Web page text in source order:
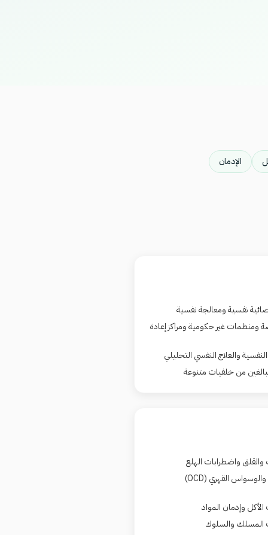
الإدمان
نفسية ومعالجة نفسية
غير حكومية ومراكز إعادة
والعلاج النفسي التحليلي
من خلفيات متنوعة
والقلق واضطرابات الهلع
والوسواس القهري (OCD)
وإدمان المواد
المسلك والسلوك